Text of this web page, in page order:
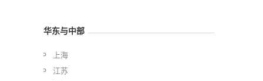
华东与中部
上海
江苏